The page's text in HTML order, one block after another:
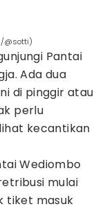
@sotti)
Pantai
Ada dua
di pinggir atau
perlu
kecantikan
Wediombo
mulai
tiket masuk